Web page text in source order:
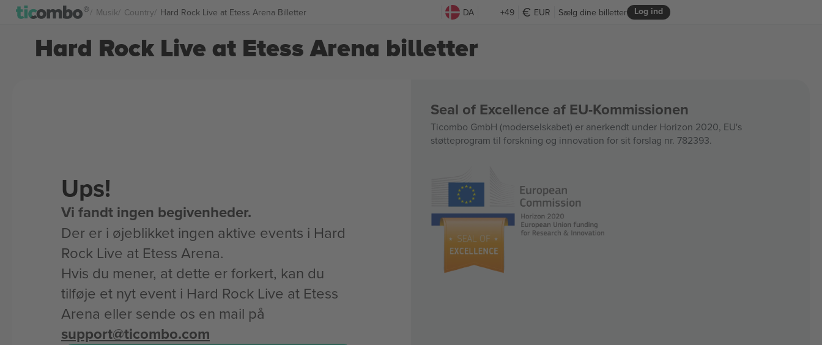
Musik Country Hard Rock Live at Etess Arena Billetter DA +49 EUR Log ind
Sælg dine billetter
Hard Rock Live at Etess Arena billetter
Ups!
Vi fandt ingen begivenheder.
Der er i øjeblikket ingen aktive events i Hard
Rock Live at Etess Arena.
Hvis du mener, at dette er forkert, kan du
tilføje et nyt event i Hard Rock Live at Etess
Arena eller sende os en mail på
support@ticombo.com
Seal of Excellence af EU-Kommissionen
Ticombo GmbH (moderselskabet) er anerkendt under Horizon 2020, EU's
støtteprogram til forskning og innovation for sit forslag nr. 782393.